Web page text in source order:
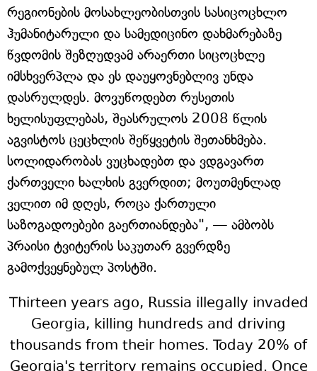
რეგიონების მოსახლეობისთვის სასიცოცხლო
ჰუმანიტარული და სამედიცინო დახმარებაზე
წვდომის შეზღუდვამ არაერთი სიცოცხლე
იმსხვერპლა და ეს დაუყოვნებლივ უნდა
დასრულდეს. მოვუწოდებთ რუსეთის
ხელისუფლებას, შეასრულოს 2008 წლის
აგვისტოს ცეცხლის შეწყვეტის შეთანხმება.
სოლიდარობას ვუცხადებთ და ვდგავართ
ქართველი ხალხის გვერდით; მოუთმენლად
ველით იმ დღეს, როცა ქართული
საზოგადოებები გაერთიანდება", — ამბობს
პრაისი ტვიტერის საკუთარ გვერდზე
გამოქვეყნებულ პოსტში.
Thirteen years ago, Russia illegally invaded
Georgia, killing hundreds and driving
thousands from their homes. Today 20% of
Georgia's territory remains occupied. Once